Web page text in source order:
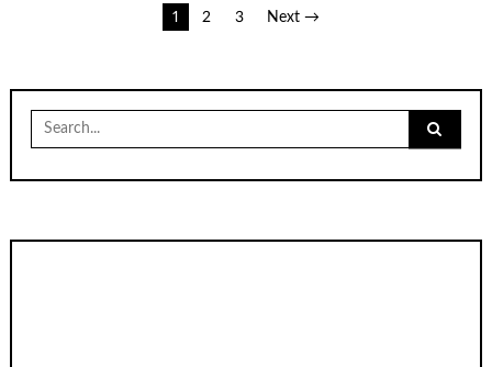
เรื่อง
1 2 3 Next →
Search
for: